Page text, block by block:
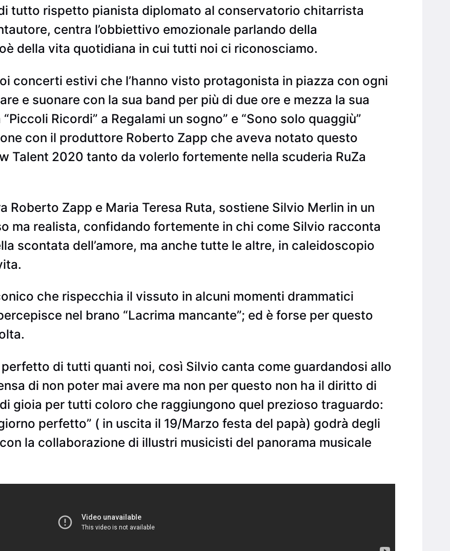
tutto rispetto pianista diplomato al conservatorio chitarrista
centra l’obbiettivo emozionale parlando della
della vita quotidiana in cui tutti noi ci riconosciamo.
concerti estivi che l’hanno visto protagonista in piazza con ogni
e suonare con la sua band per più di due ore e mezza la sua
Ricordi” a Regalami un sogno” e “Sono solo quaggiù”
con il produttore Roberto Zapp che aveva notato questo
Talent 2020 tanto da volerlo fortemente nella scuderia RuZa
Roberto Zapp e Maria Teresa Ruta, sostiene Silvio Merlin in un
ma realista, confidando fortemente in chi come Silvio racconta
scontata dell’amore, ma anche tutte le altre, in caleidoscopio
che rispecchia il vissuto in alcuni momenti drammatici
nel brano “Lacrima mancante”; ed è forse per questo
di tutti quanti noi, così Silvio canta come guardandosi allo
di non poter mai avere ma non per questo non ha il diritto di
gioia per tutti coloro che raggiungono quel prezioso traguardo:
perfetto” ( in uscita il 19/Marzo festa del papà) godrà degli
la collaborazione di illustri musicisti del panorama musicale